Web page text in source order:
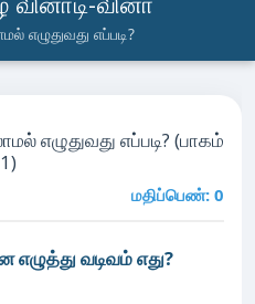
எழுதுவது எப்படி?
எழுதுவது எப்படி? (பாகம்
1)
மதிப்பெண்: 0
வடிவம் எது?